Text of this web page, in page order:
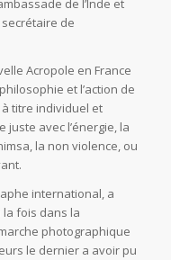
de l’Inde et
de
Acropole en France
et l’action de
à titre individuel et
juste avec l’énergie, la
la non violence, ou
international, a
fois dans la
photographique
le dernier a avoir pu